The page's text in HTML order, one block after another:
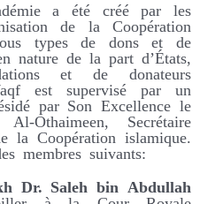
a été créé par les
de la Coopération
types de dons et de
nature de la part d’États,
et de donateurs
est supervisé par un
par Son Excellence le
Othaimeen, Secrétaire
la Coopération islamique.
membres suivants:
Dr. Saleh bin Abdullah